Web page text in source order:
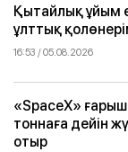
Қытайлық ұйым
ұлттық
16:53 / 05.08.2026
«SpaceX»
тоннаға дейін
отыр